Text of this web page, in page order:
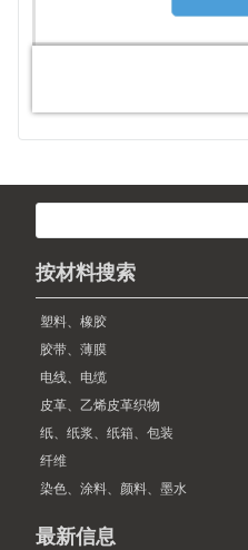
按材料搜索
塑料、橡胶
胶带、薄膜
电线、电缆
皮革、乙烯皮革织物
纸、纸浆、纸箱、包装
纤维
染色、涂料、颜料、墨水
最新信息